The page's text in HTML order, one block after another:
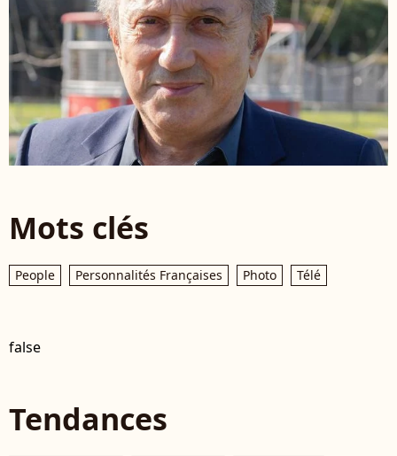
Mots clés
People Personnalités Françaises Photo Télé
false
Tendances